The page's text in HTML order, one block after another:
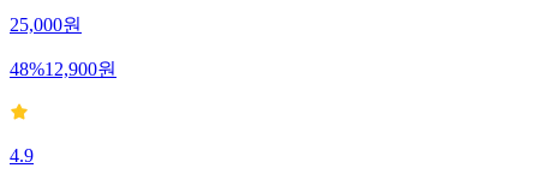
25,000원
48%12,900원
4.9